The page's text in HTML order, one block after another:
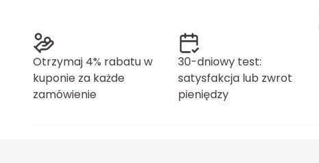
Otrzymaj 4% rabatu w
kuponie za każde
zamówienie
30-dniowy test:
satysfakcja lub zwrot
pieniędzy